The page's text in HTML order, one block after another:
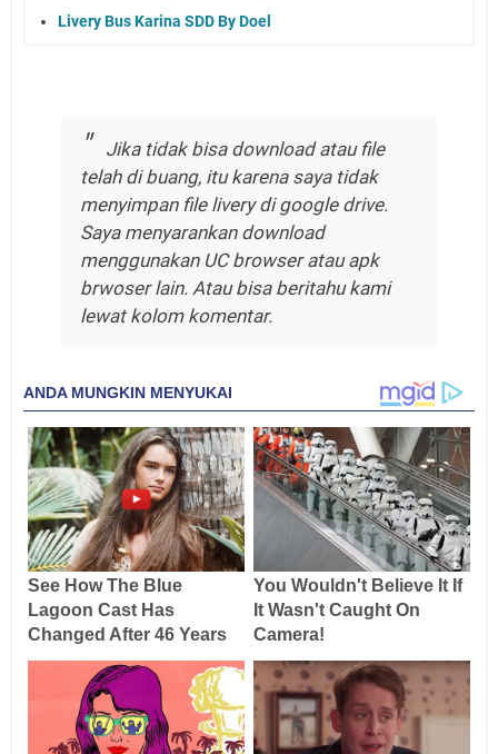
Livery Bus Karina SDD By Doel
Jika tidak bisa download atau file
telah di buang, itu karena saya tidak
menyimpan file livery di google drive.
Saya menyarankan download
menggunakan UC browser atau apk
brwoser lain. Atau bisa beritahu kami
lewat kolom komentar.